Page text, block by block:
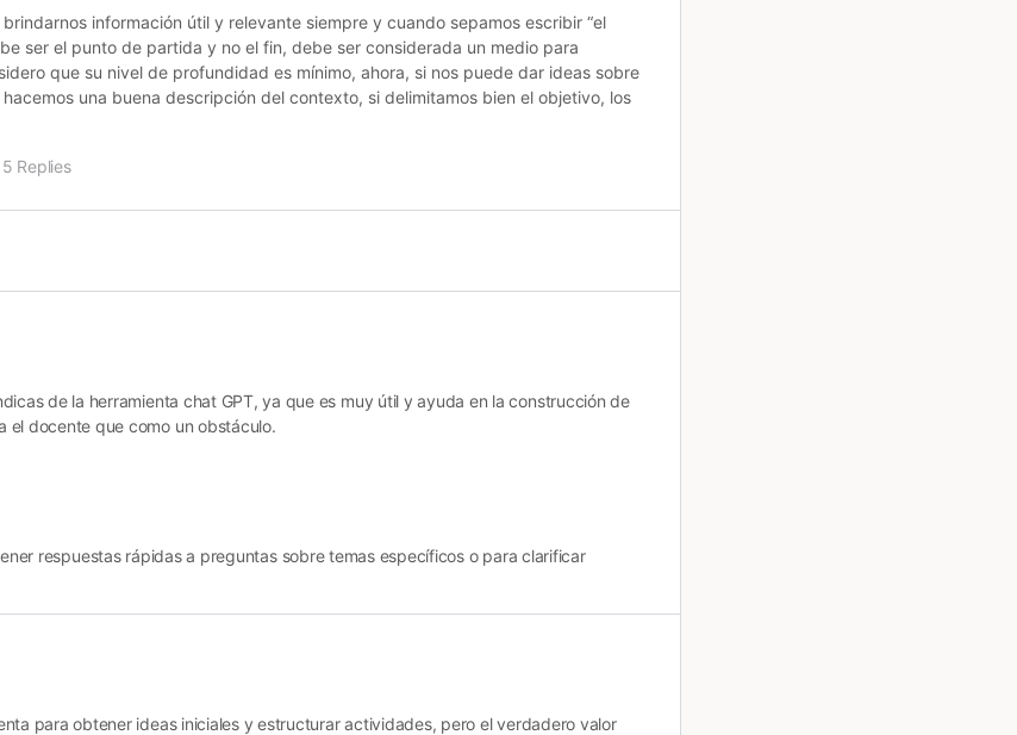
información útil y relevante siempre y cuando sepamos escribir “el
ser el punto de partida y no el fin, debe ser considerada un medio para
que su nivel de profundidad es mínimo, ahora, si nos puede dar ideas sobre
una buena descripción del contexto, si delimitamos bien el objetivo, los
5 Replies
de la herramienta chat GPT, ya que es muy útil y ayuda en la construcción de
el docente que como un obstáculo.
respuestas rápidas a preguntas sobre temas específicos o para clarificar
para obtener ideas iniciales y estructurar actividades, pero el verdadero valor